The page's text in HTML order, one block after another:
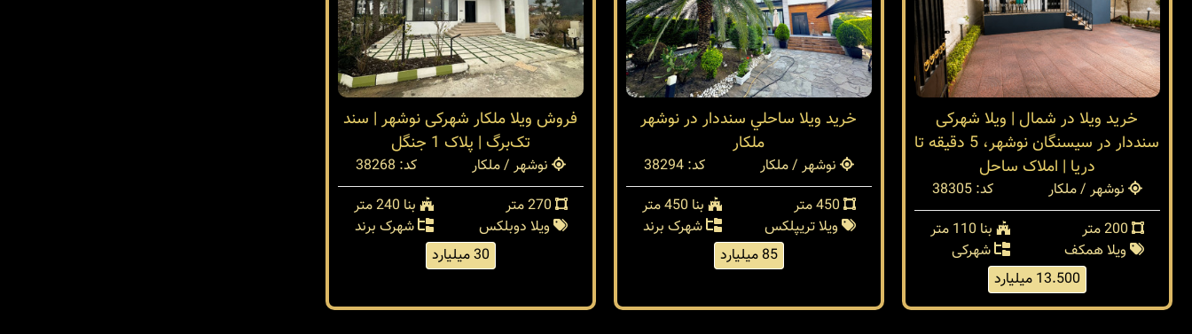
خرید ویلا در شمال | ویلا شهرکی
سنددار در سیسنگان نوشهر، 5 دقیقه تا
دریا | املاک ساحل
نوشهر / ملکار
کد: 38305
بنا 110 متر
ویلا همکف
شهرکی
13.500 میلیارد
خريد ويلا ساحلي سنددار در نوشهر
ملكار
نوشهر / ملکار
کد: 38294
بنا 450 متر
ویلا تریپلکس
شهرک برند
85 میلیارد
فروش ویلا ملکار شهرکی نوشهر | سند
تک‌برگ | پلاک 1 جنگل
نوشهر / ملکار
کد: 38268
بنا 240 متر
ویلا دوبلکس
شهرک برند
30 میلیارد